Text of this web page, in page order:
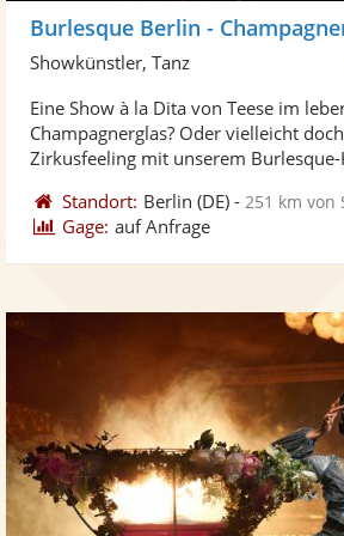
Showkünstler, Tanz
Eine Show à la Dita von Teese im
Champagnerglas? Oder vielleicht
Zirkusfeeling mit unserem Burlesque-
Standort: Berlin (DE) - 251 km von
Gage: auf Anfrage